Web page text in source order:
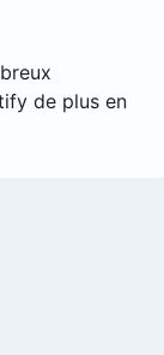
de plus en